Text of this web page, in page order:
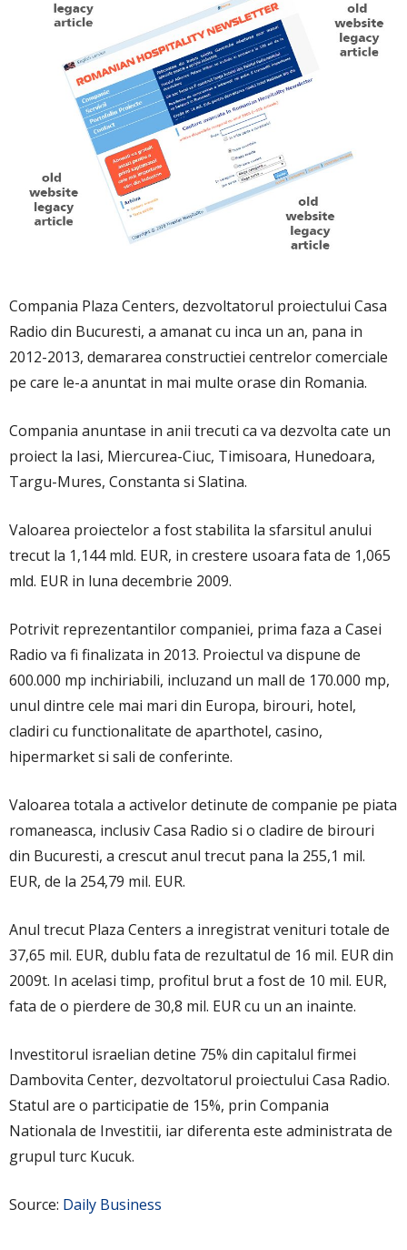
Compania Plaza Centers, dezvoltatorul proiectului Casa
Radio din Bucuresti, a amanat cu inca un an, pana in
2012-2013, demararea constructiei centrelor comerciale
pe care le-a anuntat in mai multe orase din Romania.
Compania anuntase in anii trecuti ca va dezvolta cate un
proiect la Iasi, Miercurea-Ciuc, Timisoara, Hunedoara,
Targu-Mures, Constanta si Slatina.
Valoarea proiectelor a fost stabilita la sfarsitul anului
trecut la 1,144 mld. EUR, in crestere usoara fata de 1,065
mld. EUR in luna decembrie 2009.
Potrivit reprezentantilor companiei, prima faza a Casei
Radio va fi finalizata in 2013. Proiectul va dispune de
600.000 mp inchiriabili, incluzand un mall de 170.000 mp,
unul dintre cele mai mari din Europa, birouri, hotel,
cladiri cu functionalitate de aparthotel, casino,
hipermarket si sali de conferinte.
Valoarea totala a activelor detinute de companie pe piata
romaneasca, inclusiv Casa Radio si o cladire de birouri
din Bucuresti, a crescut anul trecut pana la 255,1 mil.
EUR, de la 254,79 mil. EUR.
Anul trecut Plaza Centers a inregistrat venituri totale de
37,65 mil. EUR, dublu fata de rezultatul de 16 mil. EUR din
2009t. In acelasi timp, profitul brut a fost de 10 mil. EUR,
fata de o pierdere de 30,8 mil. EUR cu un an inainte.
Investitorul israelian detine 75% din capitalul firmei
Dambovita Center, dezvoltatorul proiectului Casa Radio.
Statul are o participatie de 15%, prin Compania
Nationala de Investitii, iar diferenta este administrata de
grupul turc Kucuk.
Source: Daily Business